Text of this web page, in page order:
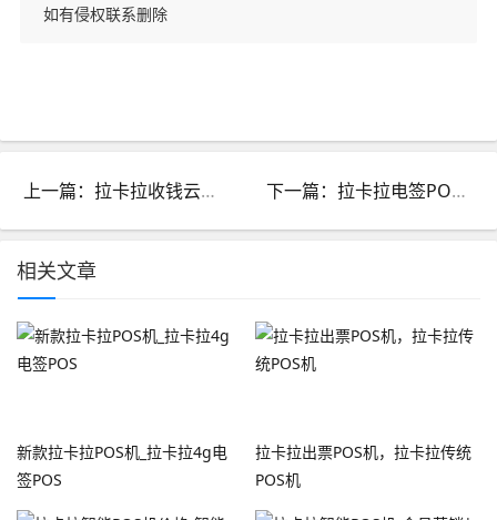
如有侵权联系删除
上一篇：拉卡拉收钱云音箱-商家收钱好帮手 下一篇：拉卡拉电签POS机：资金是安全有保障
相关文章
新款拉卡拉POS机_拉卡拉4g电
签POS
拉卡拉出票POS机，拉卡拉传统
POS机